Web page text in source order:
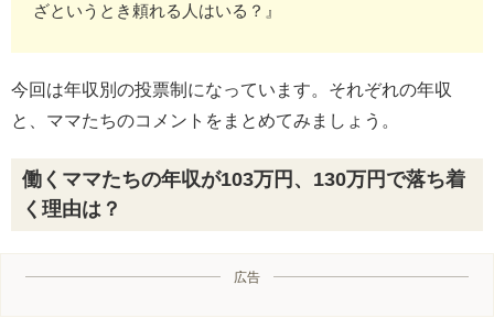
ざというとき頼れる人はいる？』
今回は年収別の投票制になっています。それぞれの年収
と、ママたちのコメントをまとめてみましょう。
働くママたちの年収が103万円、130万円で落ち着
く理由は？
広告